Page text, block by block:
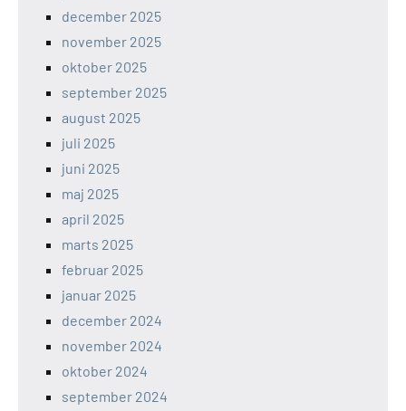
december 2025
november 2025
oktober 2025
september 2025
august 2025
juli 2025
juni 2025
maj 2025
april 2025
marts 2025
februar 2025
januar 2025
december 2024
november 2024
oktober 2024
september 2024